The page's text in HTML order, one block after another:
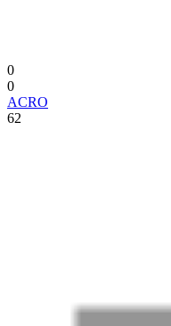
0
0
ACRO
62